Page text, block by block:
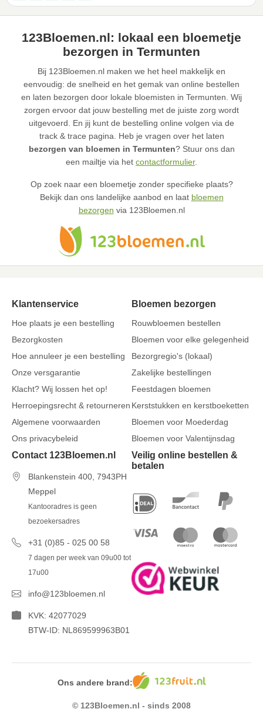
123Bloemen.nl: lokaal een bloemetje
bezorgen in Termunten
Bij 123Bloemen.nl maken we het heel makkelijk en
eenvoudig: de snelheid en het gemak van online bestellen
en laten bezorgen door lokale bloemisten in Termunten. Wij
zorgen ervoor dat jouw bestelling met de juiste zorg wordt
uitgevoerd. En jij kunt de bestelling online volgen via de
track & trace pagina. Heb je vragen over het laten
bezorgen van bloemen in Termunten? Stuur ons dan
een mailtje via het contactformulier.
Op zoek naar een bloemetje zonder specifieke plaats?
Bekijk dan ons landelijke aanbod en laat bloemen
bezorgen via 123Bloemen.nl
Klantenservice
Hoe plaats je een bestelling
Bezorgkosten
Hoe annuleer je een bestelling
Onze versgarantie
Klacht? Wij lossen het op!
Herroepingsrecht & retourneren
Algemene voorwaarden
Ons privacybeleid
Bloemen bezorgen
Rouwbloemen bestellen
Bloemen voor elke gelegenheid
Bezorgregio's (lokaal)
Zakelijke bestellingen
Feestdagen bloemen
Kerststukken en kerstboeketten
Bloemen voor Moederdag
Bloemen voor Valentijnsdag
Contact 123Bloemen.nl
Blankenstein 400, 7943PH
Meppel
Kantooradres is geen
bezoekersadres
+31 (0)85 - 025 00 58
7 dagen per week van 09u00 tot
17u00
info@123bloemen.nl
KVK: 42077029
BTW-ID: NL869599963B01
Veilig online bestellen &
betalen
Ons andere brand:
© 123Bloemen.nl - sinds 2008